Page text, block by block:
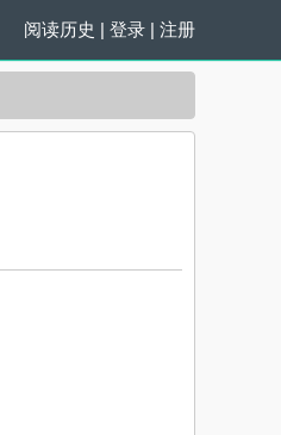
阅读历史 | 登录 | 注册